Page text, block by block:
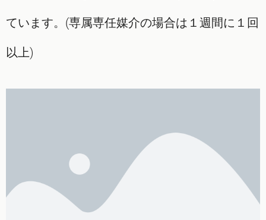
ています。(専属専任媒介の場合は１週間に１回
以上)